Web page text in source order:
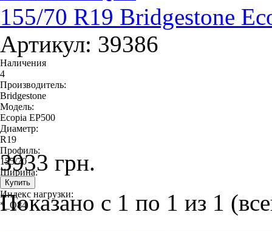
155/70 R19 Bridgestone
Артикул: 39386
Наличения
4
Производитель:
Bridgestone
Модель:
Ecopia EP500
Диаметр:
R19
Профиль:
155/70
Ширина:
155
Индекс нагрузки:
*_Q84
3933 грн.
Показано с 1 по 1 из 1